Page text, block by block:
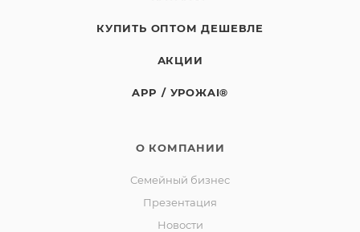
КУПИТЬ ОПТОМ ДЕШЕВЛЕ
АКЦИИ
APP / УРОЖAI®
О КОМПАНИИ
Семейный бизнес
Презентация
Новости